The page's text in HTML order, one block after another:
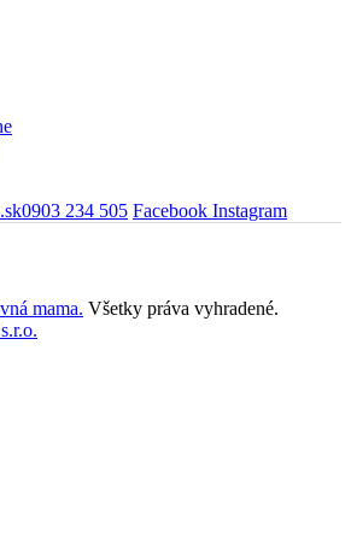
0903 234 505 Facebook Instagram
mama. Všetky práva vyhradené.